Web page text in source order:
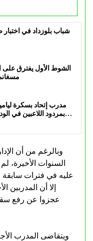
شباب بلوزداد في
الشوط الأول يفترق على
مدرب إتحاد بسكرة
بمردود اللاعبين في
وبالرغم من أن
السنوات الأخيرة،
عليه في فترات سابقة
إلا أن المدربين
عجزوا عن رفع
ويتقاضى المدرب